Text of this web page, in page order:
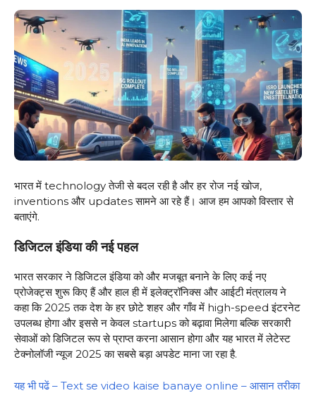
भारत में technology तेजी से बदल रही है और हर रोज नई खोज,
inventions और updates सामने आ रहे हैं। आज हम आपको विस्तार से
बताएंगे.
डिजिटल इंडिया की नई पहल
भारत सरकार ने डिजिटल इंडिया को और मजबूत बनाने के लिए कई नए
प्रोजेक्ट्स शुरू किए हैं और हाल ही में इलेक्ट्रॉनिक्स और आईटी मंत्रालय ने
कहा कि 2025 तक देश के हर छोटे शहर और गाँव में high-speed इंटरनेट
उपलब्ध होगा और इससे न केवल startups को बढ़ावा मिलेगा बल्कि सरकारी
सेवाओं को डिजिटल रूप से प्राप्त करना आसान होगा और यह भारत में लेटेस्ट
टेक्नोलॉजी न्यूज 2025 का सबसे बड़ा अपडेट माना जा रहा है.
यह भी पढें – Text se video kaise banaye online – आसान तरीका